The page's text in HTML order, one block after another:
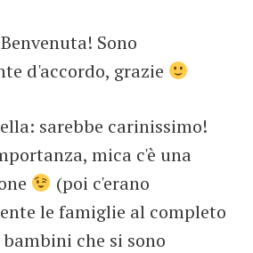
Sono
d'accordo, grazie
sarebbe carinissimo!
mica c'è una
(poi c'erano
le famiglie al completo
che si sono